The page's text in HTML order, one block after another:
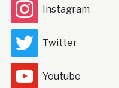
Instagram
Twitter
Youtube